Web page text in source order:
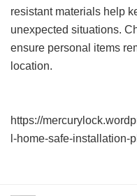
resistant materials help
unexpected situations.
ensure personal items
location.
https://
l-home-safe-installation-